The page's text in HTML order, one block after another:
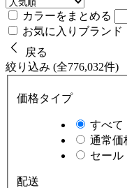
カラーをまとめる
お気に入りブランド
戻る
絞り込み (全776,032件)
価格タイプ
すべて
通常価
セール
配送